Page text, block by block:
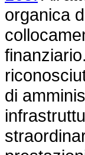
organica
di